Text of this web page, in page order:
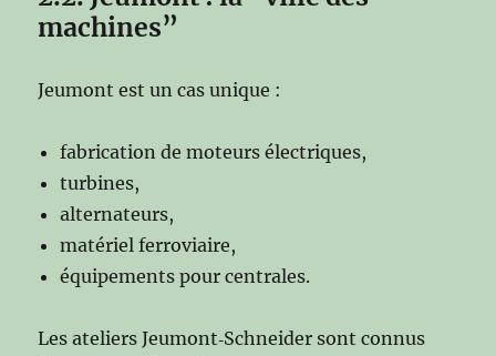
machines”
Jeumont est un cas unique :
fabrication de moteurs électriques,
turbines,
alternateurs,
matériel ferroviaire,
équipements pour centrales.
Les ateliers Jeumont‑Schneider sont connus